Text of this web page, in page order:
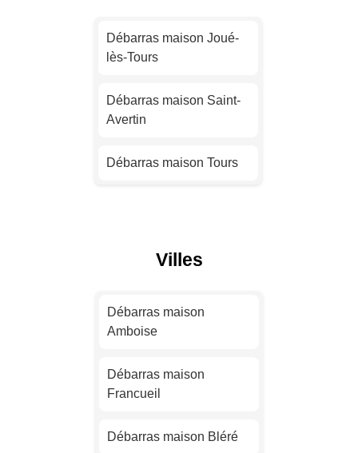
Débarras maison
Débarras maison
Rennes
Débarras maison Le
Débarras maison Joué-
lès-Tours
Débarras maison Saint-
Avertin
Débarras maison Tours
Débarras maison Luynes
Débarras maison La
Riche
Débarras maison Bléré
Villes
Débarras maison
Amboise
Débarras maison
Francueil
Débarras maison Bléré